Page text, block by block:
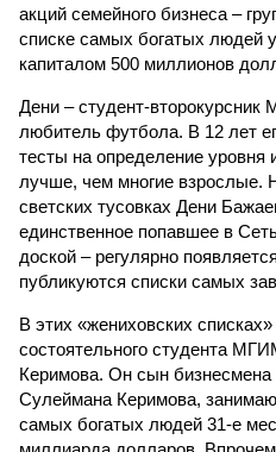
акций семейного бизнеса –
списке самых богатых людей
капиталом 500 миллионов
Дени – студент-
любитель футбола. В 12 лет
тесты на определение уровня
лучше, чем многие взрослые.
светских тусовках Дени
единственное попавшее в
доской – регулярно
публикуются списки самых
В этих «жениховских
состоятельного студента
Керимова. Он сын бизнесмена
Сулеймана Керимова,
самых богатых людей 31-е